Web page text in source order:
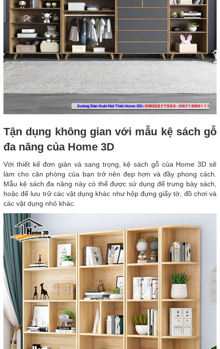
Tận dụng không gian với mẫu kệ sách gỗ
đa năng của Home 3D
Với thiết kế đơn giản và sang trọng, kệ sách gỗ của Home 3D sẽ
làm cho căn phòng của bạn trở nên đẹp hơn và đầy phong cách.
Mẫu kệ sách đa năng này có thể được sử dụng để trưng bày sách,
hoặc để lưu trữ các vật dụng khác như hộp đựng giấy tờ, đồ chơi và
các vật dụng nhỏ khác.